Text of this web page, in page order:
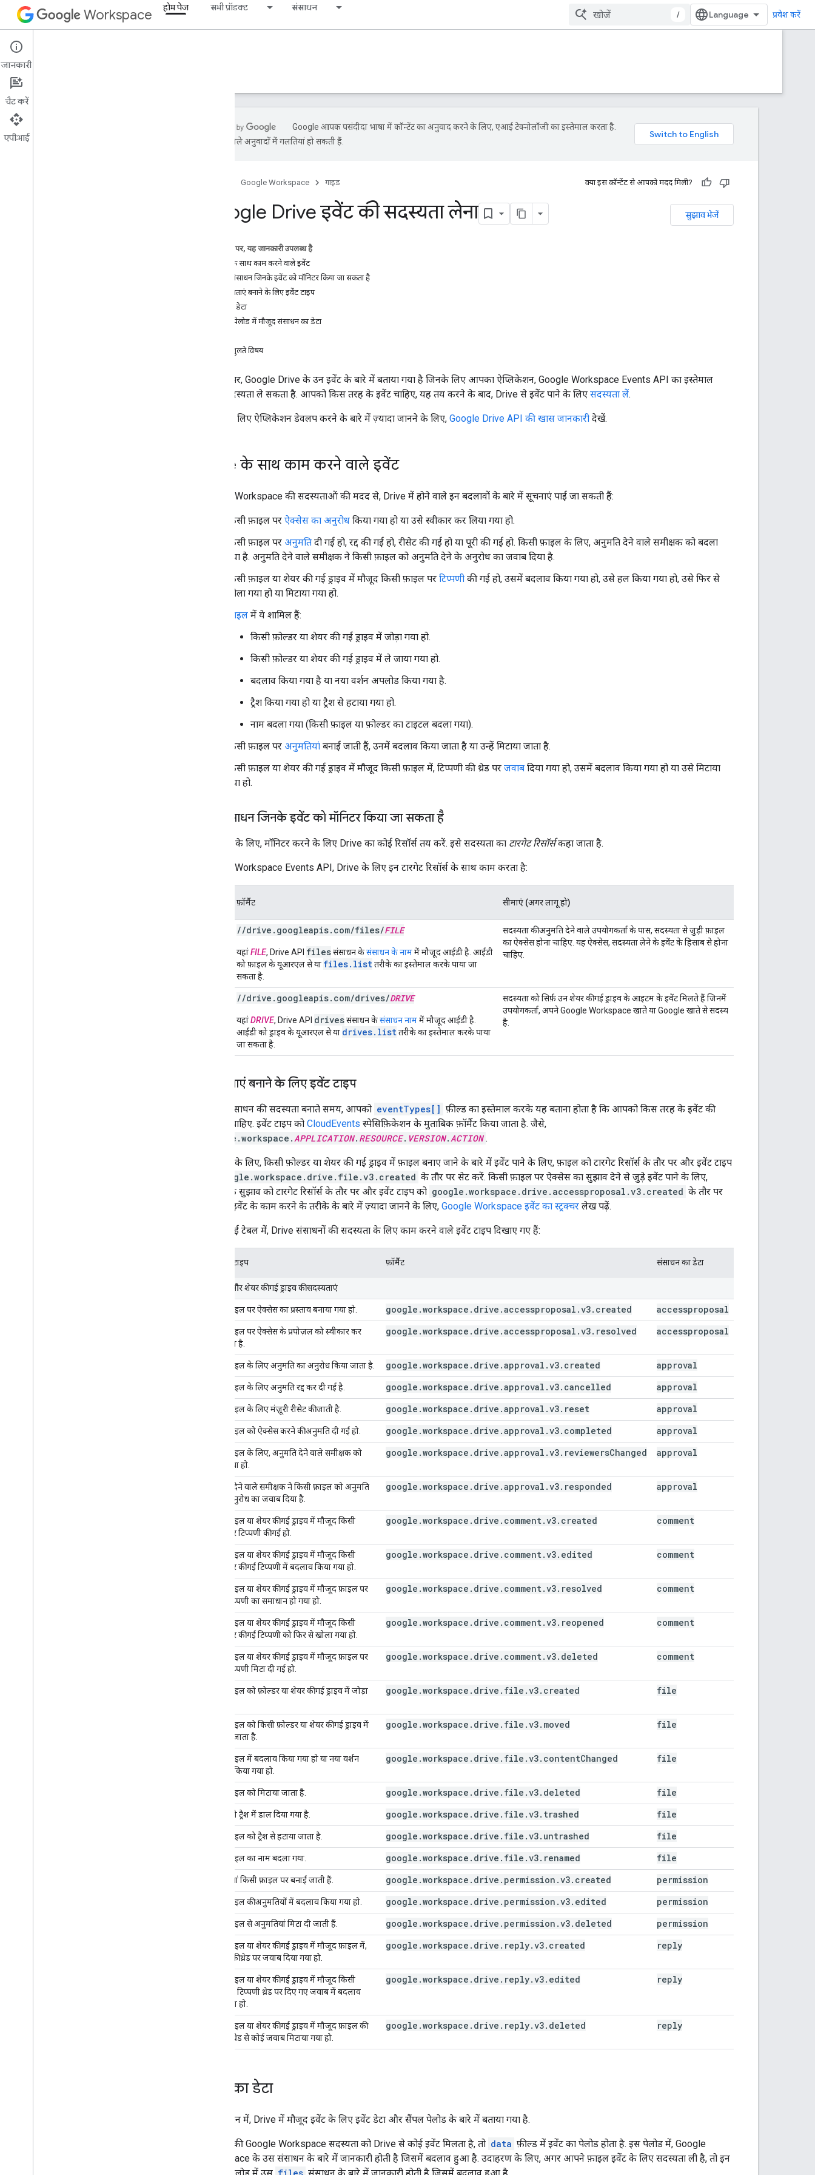
Workspace होम पेज सभी प्रॉडक्ट संसाधन
/ प्रवेश करें
होम पेज
खास जानकारी
Google आपकी पसंदीदा भाषा में कॉन्टेंट का अनुवाद करने के लिए, एआई टेक्नोलॉजी का इस्तेमाल करता है.
एआई से मिले अनुवादों में गलतियां हो सकती हैं.
Google Workspace गाइड क्या इस कॉन्टेंट से आपको मदद मिली?
सुझाव भेजें
Google Drive इवेंट की सदस्यता लेना
इस पेज पर, यह जानकारी उपलब्ध है
Drive के साथ काम करने वाले इवेंट
ऐसे संसाधन जिनके इवेंट को मॉनिटर किया जा सकता है
सदस्यताएं बनाने के लिए इवेंट टाइप
इवेंट का डेटा
इवेंट पेलोड में मौजूद संसाधन का डेटा
मिलते-जुलते विषय
इस पेज पर, Google Drive के उन इवेंट के बारे में बताया गया है जिनके लिए आपका ऐप्लिकेशन, Google Workspace Events API का इस्तेमाल
करके सदस्यता ले सकता है. आपको किस तरह के इवेंट चाहिए, यह तय करने के बाद, Drive से इवेंट पाने के लिए सदस्यता लें.
Drive के लिए ऐप्लिकेशन डेवलप करने के बारे में ज़्यादा जानने के लिए, Google Drive API की खास जानकारी देखें.
Drive के साथ काम करने वाले इवेंट
Google Workspace की सदस्यताओं की मदद से, Drive में होने वाले इन बदलावों के बारे में सूचनाएं पाई जा सकती हैं:
किसी फ़ाइल पर ऐक्सेस का अनुरोध किया गया हो या उसे स्वीकार कर लिया गया हो.
किसी फ़ाइल पर अनुमति दी गई हो, रद्द की गई हो, रीसेट की गई हो या पूरी की गई हो. किसी फ़ाइल के लिए, अनुमति देने वाले समीक्षक को बदला
गया है. अनुमति देने वाले समीक्षक ने किसी फ़ाइल को अनुमति देने के अनुरोध का जवाब दिया है.
किसी फ़ाइल या शेयर की गई ड्राइव में मौजूद किसी फ़ाइल पर टिप्पणी की गई हो, उसमें बदलाव किया गया हो, उसे हल किया गया हो, उसे फिर से
खोला गया हो या मिटाया गया हो.
फ़ाइल में ये शामिल हैं:
किसी फ़ोल्डर या शेयर की गई ड्राइव में जोड़ा गया हो.
किसी फ़ोल्डर या शेयर की गई ड्राइव में ले जाया गया हो.
बदलाव किया गया है या नया वर्शन अपलोड किया गया है.
ट्रैश किया गया हो या ट्रैश से हटाया गया हो.
नाम बदला गया (किसी फ़ाइल या फ़ोल्डर का टाइटल बदला गया).
किसी फ़ाइल पर अनुमतियां बनाई जाती हैं, उनमें बदलाव किया जाता है या उन्हें मिटाया जाता है.
किसी फ़ाइल या शेयर की गई ड्राइव में मौजूद किसी फ़ाइल में, टिप्पणी की थ्रेड पर जवाब दिया गया हो, उसमें बदलाव किया गया हो या उसे मिटाया
गया हो.
ऐसे संसाधन जिनके इवेंट को मॉनिटर किया जा सकता है
इवेंट पाने के लिए, मॉनिटर करने के लिए Drive का कोई रिसॉर्स तय करें. इसे सदस्यता का टारगेट रिसॉर्सकहा जाता है.
Google Workspace Events API, Drive के लिए इन टारगेट रिसॉर्स के साथ काम करता है:
फ़ॉर्मैट सीमाएं (अगर लागू हो)
//drive . googleapis. com/files/FILE
यहांFILE, Drive API filesसंसाधन केसंसाधन के नाममें मौजूद आईडी है. आईडी
को फ़ाइल के यूआरएल से या files.listतरीके का इस्तेमाल करके पाया जा
सकता है.
सदस्यता की अनुमति देने वाले उपयोगकर्ता के पास, सदस्यता से जुड़ी फ़ाइल
का ऐक्सेस होना चाहिए. यह ऐक्सेस, सदस्यता लेने के इवेंट के हिसाब से होना
चाहिए.
//drive . googleapis. com/drives/DRIVE
यहांDRIVE, Drive API drivesसंसाधन केसंसाधन नाममें मौजूद आईडी है.
आईडी को ड्राइव के यूआरएल से या drives.listतरीके का इस्तेमाल करके पाया
जा सकता है.
सदस्यता को सिर्फ़ उन शेयर की गई ड्राइव के आइटम के इवेंट मिलते हैं जिनमें
उपयोगकर्ता, अपने Google Workspace खाते या Google खाते से सदस्य
है.
सदस्यताएं बनाने के लिए इवेंट टाइप
Drive संसाधन की सदस्यता बनाते समय, आपको eventTypes[] फ़ील्ड का इस्तेमाल करके यह बताना होता है कि आपको किस तरह के इवेंट की
सूचनाएं चाहिए. इवेंट टाइप को CloudEvents स्पेसिफ़िकेशन के मुताबिक फ़ॉर्मैट किया जाता है. जैसे,
google.workspace.APPLICATION. RESOURCE. VERSION.ACTION .
उदाहरण के लिए, किसी फ़ोल्डर या शेयर की गई ड्राइव में फ़ाइल बनाए जाने के बारे में इवेंट पाने के लिए, फ़ाइल को टारगेट रिसॉर्स के तौर पर और इवेंट टाइप
google.workspace.drive.file.v3.created के तौर पर सेट करें. किसी फ़ाइल पर ऐक्सेस का सुझाव देने से जुड़े इवेंट पाने के लिए,
ऐक्सेस के सुझाव को टारगेट रिसॉर्स के तौर पर और इवेंट टाइप को google.workspace.drive.accessproposal.v3.created के तौर पर
तय करें. इवेंट के काम करने के तरीके के बारे में ज़्यादा जानने के लिए, Google Workspace इवेंट का स्ट्रक्चर लेख पढ़ें.
यहां दी गई टेबल में, Drive संसाधनों की सदस्यता के लिए काम करने वाले इवेंट टाइप दिखाए गए हैं:
इवेंट का टाइप फ़ॉर्मैट संसाधन का डेटा
फ़ाइलों और शेयर की गई ड्राइव की सदस्यताएं
किसी फ़ाइल पर ऐक्सेस का प्रस्ताव बनाया गया हो. google.workspace.drive.accessproposal.v3.created accessproposal
किसी फ़ाइल पर ऐक्सेस के प्रपोज़ल को स्वीकार कर
लिया गया है.
google.workspace.drive.accessproposal.v3.resolved accessproposal
किसी फ़ाइल के लिए अनुमति का अनुरोध किया जाता है. google.workspace.drive.approval.v3.created approval
किसी फ़ाइल के लिए अनुमति रद्द कर दी गई है. google.workspace.drive.approval.v3.cancelled approval
किसी फ़ाइल के लिए मंज़ूरी रीसेट की जाती है. google.workspace.drive.approval.v3.reset approval
किसी फ़ाइल को ऐक्सेस करने की अनुमति दी गई हो. google.workspace.drive.approval.v3.completed approval
किसी फ़ाइल के लिए, अनुमति देने वाले समीक्षक को
बदला गया हो.
google.workspace.drive.approval.v3.reviewersChanged approval
अनुमति देने वाले समीक्षक ने किसी फ़ाइल को अनुमति
देने के अनुरोध का जवाब दिया है.
google.workspace.drive.approval.v3.responded approval
किसी फ़ाइल या शेयर की गई ड्राइव में मौजूद किसी
फ़ाइल पर टिप्पणी की गई हो.
google.workspace.drive.comment.v3.created comment
किसी फ़ाइल या शेयर की गई ड्राइव में मौजूद किसी
फ़ाइल पर की गई टिप्पणी में बदलाव किया गया हो.
google.workspace.drive.comment.v3.edited comment
किसी फ़ाइल या शेयर की गई ड्राइव में मौजूद फ़ाइल पर
की गई टिप्पणी का समाधान हो गया हो.
google.workspace.drive.comment.v3.resolved comment
किसी फ़ाइल या शेयर की गई ड्राइव में मौजूद किसी
फ़ाइल पर की गई टिप्पणी को फिर से खोला गया हो.
google.workspace.drive.comment.v3.reopened comment
किसी फ़ाइल या शेयर की गई ड्राइव में मौजूद फ़ाइल पर
की गई टिप्पणी मिटा दी गई हो.
google.workspace.drive.comment.v3.deleted comment
किसी फ़ाइल को फ़ोल्डर या शेयर की गई ड्राइव में जोड़ा
google.workspace.drive.file.v3.created file
किसी फ़ाइल को किसी फ़ोल्डर या शेयर की गई ड्राइव में
ले जाया जाता है.
google.workspace.drive.file.v3.moved file
किसी फ़ाइल में बदलाव किया गया हो या नया वर्शन
अपलोड किया गया हो.
google.workspace.drive.file.v3.contentChanged file
किसी फ़ाइल को मिटाया जाता है. google.workspace.drive.file.v3.deleted file
फ़ाइल को ट्रैश में डाल दिया गया है. google.workspace.drive.file.v3.trashed file
किसी फ़ाइल को ट्रैश से हटाया जाता है. google.workspace.drive.file.v3.untrashed file
किसी फ़ाइल का नाम बदला गया. google.workspace.drive.file.v3.renamed file
अनुमतियां किसी फ़ाइल पर बनाई जाती हैं. google.workspace.drive.permission.v3.created permission
किसी फ़ाइल की अनुमतियों में बदलाव किया गया हो. google.workspace.drive.permission.v3.edited permission
किसी फ़ाइल से अनुमतियां मिटा दी जाती हैं. google.workspace.drive.permission.v3.deleted permission
किसी फ़ाइल या शेयर की गई ड्राइव में मौजूद फ़ाइल में,
टिप्पणी की थ्रेड पर जवाब दिया गया हो.
google.workspace.drive.reply.v3.created reply
किसी फ़ाइल या शेयर की गई ड्राइव में मौजूद किसी
फ़ाइल में, टिप्पणी थ्रेड पर दिए गए जवाब में बदलाव
किया गया हो.
google.workspace.drive.reply.v3.edited reply
किसी फ़ाइल या शेयर की गई ड्राइव में मौजूद फ़ाइल की
टिप्पणी थ्रेड से कोई जवाब मिटाया गया हो.
google.workspace.drive.reply.v3.deleted reply
इवेंट का डेटा
इस सेक्शन में, Drive में मौजूद इवेंट के लिए इवेंट डेटा और सैंपल पेलोड के बारे में बताया गया है.
जब आपकी Google Workspace सदस्यता को Drive से कोई इवेंट मिलता है, तो data फ़ील्ड में इवेंट का पेलोड होता है. इस पेलोड में, Google
Workspace के उस संसाधन के बारे में जानकारी होती है जिसमें बदलाव हुआ है. उदाहरण के लिए, अगर आपने फ़ाइल इवेंट के लिए सदस्यता ली है, तो इन
जानकारी
चैट करें
एपीआई